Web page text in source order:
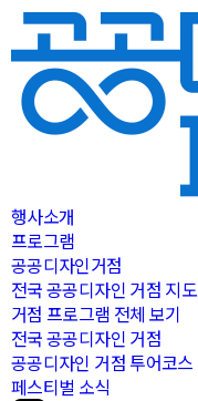
행사소개
프로그램
공공디자인거점
전국 공공디자인 거점 지도
거점 프로그램 전체 보기
전국 공공디자인 거점
공공디자인 거점 투어코스
페스티벌 소식